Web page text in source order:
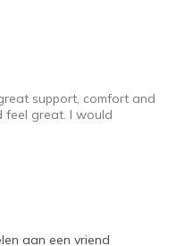
support, comfort and
feel great. I would
aan een vriend